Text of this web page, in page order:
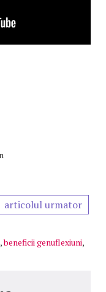
articolul urmator
,beneficii genuflexiuni,